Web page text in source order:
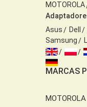
MOTOROLA
Asus
Dell
Samsung
MARCAS
MOTOROLA